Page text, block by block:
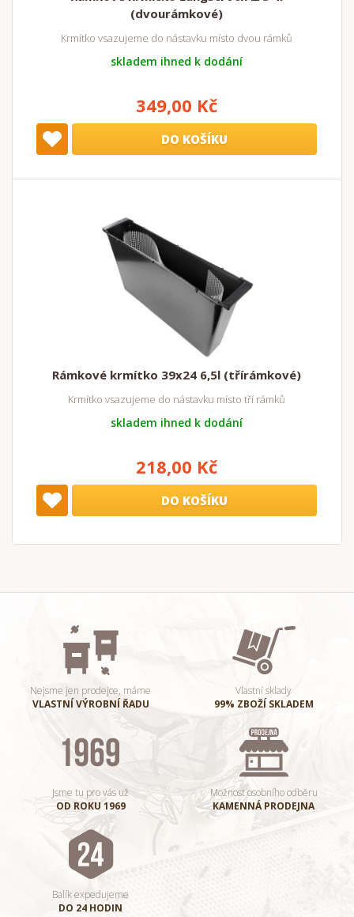
(dvourámkové)
Krmítko vsazujeme do nástavku místo dvou rámků
skladem ihned k dodání
349,00 Kč
DO KOŠÍKU
Rámkové krmítko 39x24 6,5l (třírámkové)
Krmítko vsazujeme do nástavku místo tří rámků
skladem ihned k dodání
218,00 Kč
DO KOŠÍKU
Nejsme jen prodejce, máme
VLASTNÍ VÝROBNÍ ŘADU
Vlastní sklady
99% ZBOŽÍ SKLADEM
Jsme tu pro vás už
OD ROKU 1969
Možnost osobního odběru
KAMENNÁ PRODEJNA
Balík expedujeme
DO 24 HODIN